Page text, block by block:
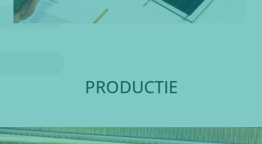
PRODUCTIE